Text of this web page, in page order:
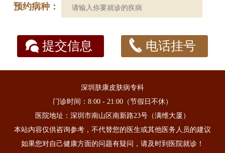
预约病种：
提交信息 电话挂号
深圳肤康皮肤病专科
门诊时间：8:00 - 21:00（节假日不休）
医院地址：深圳市南山区南新路23号（满维大厦）
本站内容仅供咨询参考，不代替您的医生或其他医务人员的建议
如果您对自己健康方面的问题有疑问，请及时到医院就诊！